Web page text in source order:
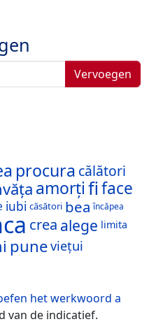
Vervoegen
procura călători
amorțififace
iubi căsători bea încăpea
crea alege limita
puneviețui
het werkwoord a
van de indicatief.